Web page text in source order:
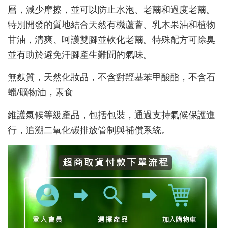
層，減少摩擦，並可以防止水泡、老繭和過度老繭。
特別開發的質地結合天然有機蘆薈、乳木果油和植物
甘油，清爽、呵護雙腳並軟化老繭。特殊配方可除臭
並有助於避免汗腳產生難聞的氣味。
無麩質，天然化妝品，不含對羥基苯甲酸酯，不含石
蠟/礦物油，素食
維護氣候等級產品，包括包裝，通過支持氣候保護進
行，追溯二氧化碳排放管制與補償系統。